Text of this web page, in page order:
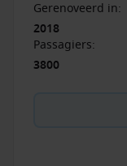
bewonderen.
Gerenoveerd in:
2018
Passagiers:
3800